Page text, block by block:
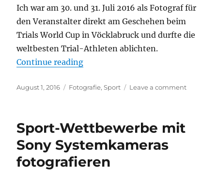
Ich war am 30. und 31. Juli 2016 als Fotograf für
den Veranstalter direkt am Geschehen beim
Trials World Cup in Vöcklabruck und durfte die
weltbesten Trial-Athleten ablichten.
Continue reading“Trials World Cup Vöcklabruck
Posted
August 1, 2016 Categories
Fotografie,Sport Leave a commenton
Sport-Wettbewerbe mit
Sony Systemkameras
fotografieren